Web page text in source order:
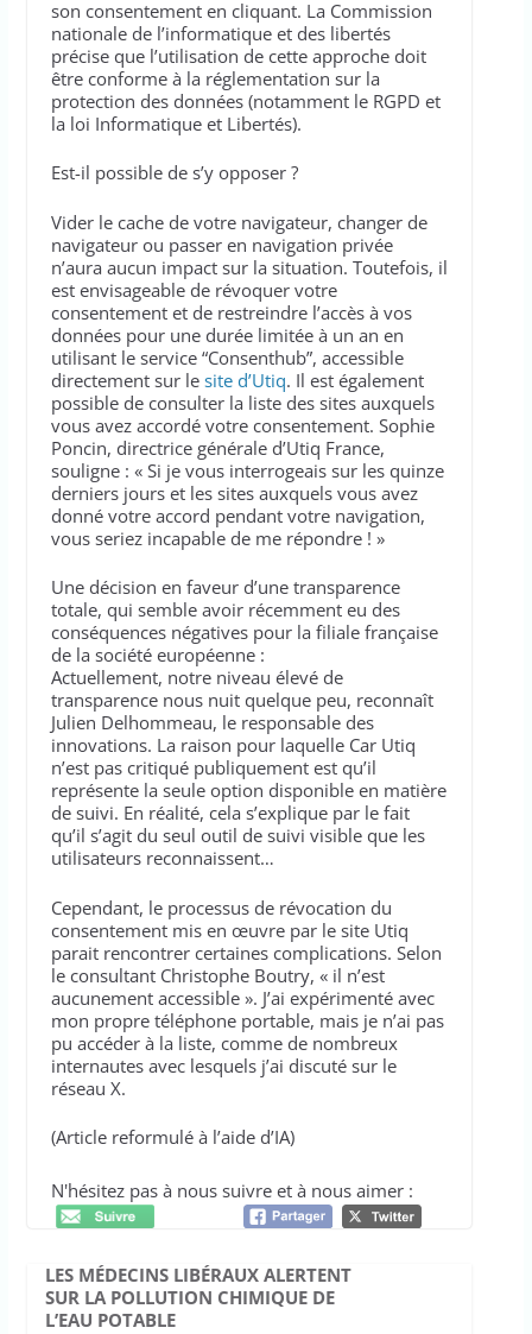
son consentement en cliquant. La Commission
nationale de l’informatique et des libertés
précise que l’utilisation de cette approche doit
être conforme à la réglementation sur la
protection des données (notamment le RGPD et
la loi Informatique et Libertés).
Est-il possible de s’y opposer ?
Vider le cache de votre navigateur, changer de
navigateur ou passer en navigation privée
n’aura aucun impact sur la situation. Toutefois, il
est envisageable de révoquer votre
consentement et de restreindre l’accès à vos
données pour une durée limitée à un an en
utilisant le service “Consenthub”, accessible
directement sur le site d’Utiq. Il est également
possible de consulter la liste des sites auxquels
vous avez accordé votre consentement. Sophie
Poncin, directrice générale d’Utiq France,
souligne : « Si je vous interrogeais sur les quinze
derniers jours et les sites auxquels vous avez
donné votre accord pendant votre navigation,
vous seriez incapable de me répondre ! »
Une décision en faveur d’une transparence
totale, qui semble avoir récemment eu des
conséquences négatives pour la filiale française
de la société européenne :
Actuellement, notre niveau élevé de
transparence nous nuit quelque peu, reconnaît
Julien Delhommeau, le responsable des
innovations. La raison pour laquelle Car Utiq
n’est pas critiqué publiquement est qu’il
représente la seule option disponible en matière
de suivi. En réalité, cela s’explique par le fait
qu’il s’agit du seul outil de suivi visible que les
utilisateurs reconnaissent…
Cependant, le processus de révocation du
consentement mis en œuvre par le site Utiq
parait rencontrer certaines complications. Selon
le consultant Christophe Boutry, « il n’est
aucunement accessible ». J’ai expérimenté avec
mon propre téléphone portable, mais je n’ai pas
pu accéder à la liste, comme de nombreux
internautes avec lesquels j’ai discuté sur le
réseau X.
(Article reformulé à l’aide d’IA)
N'hésitez pas à nous suivre et à nous aimer :
LES MÉDECINS LIBÉRAUX ALERTENT
SUR LA POLLUTION CHIMIQUE DE
L’EAU POTABLE